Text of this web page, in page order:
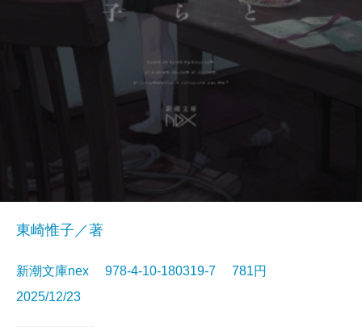
東崎惟子／著
新潮文庫nex 978-4-10-180319-7 781円
2025/12/23